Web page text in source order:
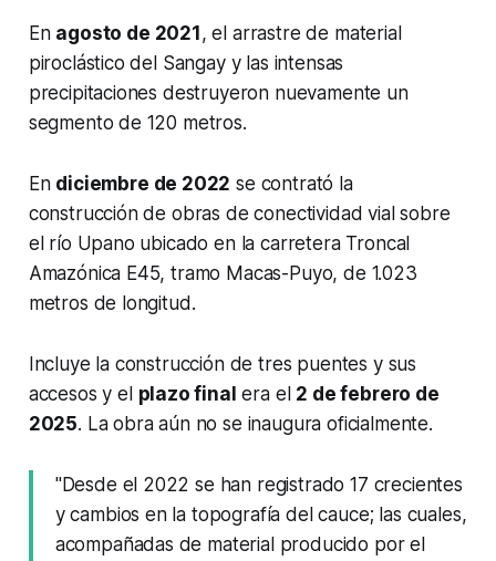
En agosto de 2021, el arrastre de material
piroclástico del Sangay y las intensas
precipitaciones destruyeron nuevamente un
segmento de 120 metros.
En diciembre de 2022 se contrató la
construcción de obras de conectividad vial sobre
el río Upano ubicado en la carretera Troncal
Amazónica E45, tramo Macas-Puyo, de 1.023
metros de longitud.
Incluye la construcción de tres puentes y sus
accesos y el plazo final era el 2 de febrero de
2025. La obra aún no se inaugura oficialmente.
"Desde el 2022 se han registrado 17 crecientes
y cambios en la topografía del cauce; las cuales,
acompañadas de material producido por el